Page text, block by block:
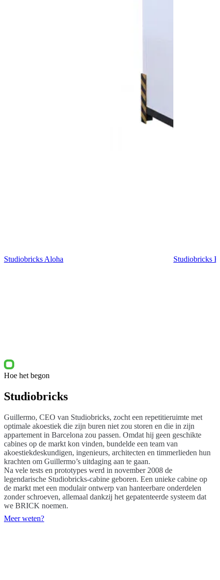
Studiobricks Aloha Studiobricks
Hoe het begon
Studiobricks
Guillermo, CEO van Studiobricks, zocht een repetitieruimte met
optimale akoestiek die zijn buren niet zou storen en die in zijn
appartement in Barcelona zou passen. Omdat hij geen geschikte
cabines op de markt kon vinden, bundelde een team van
akoestiekdeskundigen, ingenieurs, architecten en timmerlieden hun
krachten om Guillermo’s uitdaging aan te gaan.
Na vele tests en prototypes werd in november 2008 de
legendarische Studiobricks-cabine geboren. Een unieke cabine op
de markt met een modulair ontwerp van hanteerbare onderdelen
zonder schroeven, allemaal dankzij het gepatenteerde systeem dat
we BRICK noemen.
Meer weten?